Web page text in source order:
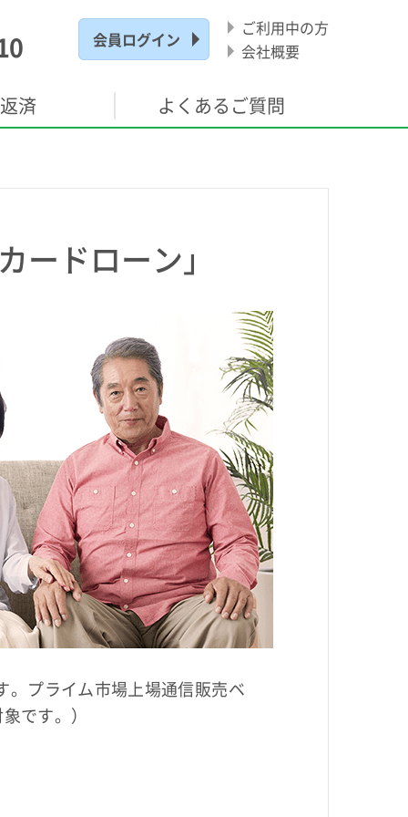
会員ログイン
ご利用中の方
会社概要
済 よくある ご質問
ドローン」
。プライム市場上場通信販売ベ
です。）